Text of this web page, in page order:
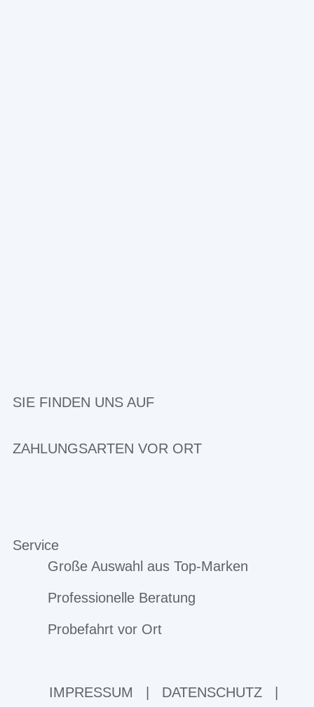
SIE FINDEN UNS AUF
ZAHLUNGSARTEN VOR ORT
Service
Große Auswahl aus Top-Marken
Professionelle Beratung
Probefahrt vor Ort
IMPRESSUM DATENSCHUTZ